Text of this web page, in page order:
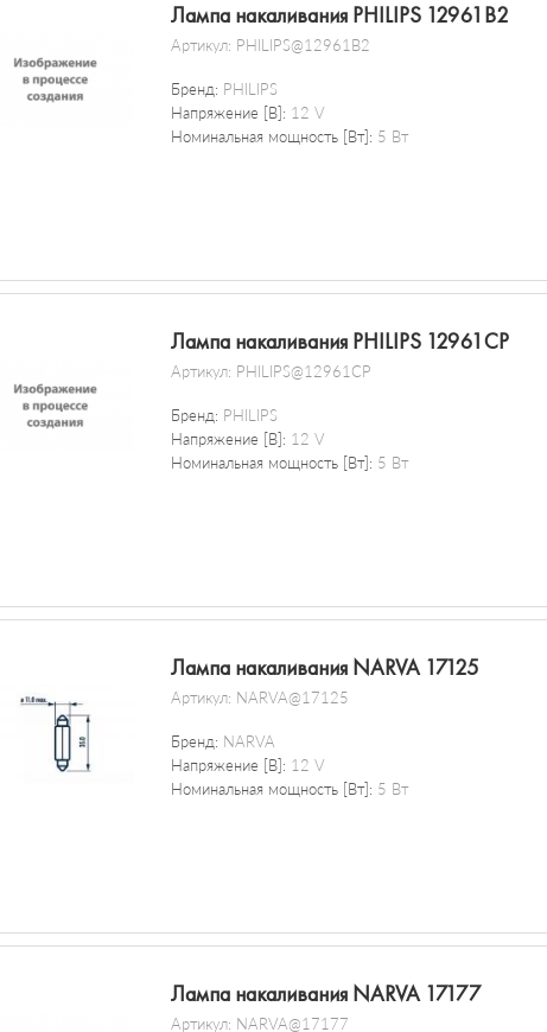
Лампа накаливания PHILIPS 12961B2
Артикул: PHILIPS@12961B2
Бренд: PHILIPS
Напряжение [В]: 12 V
Номинальная мощность [Вт]: 5 Вт
Лампа накаливания PHILIPS 12961CP
Артикул: PHILIPS@12961CP
Бренд: PHILIPS
Напряжение [В]: 12 V
Номинальная мощность [Вт]: 5 Вт
Лампа накаливания NARVA 17125
Артикул: NARVA@17125
Бренд: NARVA
Напряжение [В]: 12 V
Номинальная мощность [Вт]: 5 Вт
Лампа накаливания NARVA 17177
Артикул: NARVA@17177